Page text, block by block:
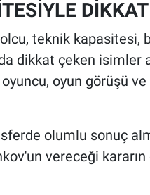
teknik kapasitesi,
dikkat çeken isimler
oyun görüşü ve
olumlu sonuç
vereceği